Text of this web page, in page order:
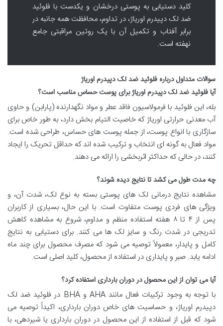
کلید دستیابی به پوستی درخشان و یکدست با فلوئید
ضد لک دپیدرم اوریاژ، در تداوم، محافظت همه جانبه در
برابر آفتاب و تکمیل آن با یک روتین مراقبتی جامع
نهفته است.
سوالات متداول درباره فلوئید ضد لک دپیدرم اوریاژ
آیا فلوئید ضد لک دپیدرم اوریاژ برای پوست حساس مناسب است؟
بله، این فلوئید با فرمولاسیون فاقد عطر و مواد نگهدارنده (پارابن) و حاوی
آب معدنی حرارتی اوریاژ که خاصیت التیام بخش دارد، به طور خاص برای
سازگاری با انواع پوست، از جمله پوست های حساس، طراحی شده است.
مواد فعال به گونه ای انتخاب و ترکیب شده اند که حداقل تحریک را ایجاد
کنند، در حالی که حداکثر اثربخشی را ارائه می دهند.
چه مدت طول می کشد تا نتایج دیده شوند؟
مشاهده نتایج درمانی لک های پوستی بسته به نوع لک، شدت آن، و
ویژگی های فردی پوست متفاوت است. با این حال، بسیاری از کاربران
پس از ۴ تا ۸ هفته استفاده منظم و مداوم، شروع به مشاهده کاهش
تدریجی در شدت رنگ و سایز لک ها می کنند. برای دستیابی به نتایج
کامل و پایدار، معمولاً توصیه می شود که مصرف محصول برای چند ماه
ادامه یابد. صبر و پایداری در استفاده از محصول، کلید اصلی است.
آیا می توان از این محصول در دوران بارداری استفاده کرد؟
با توجه به وجود ترکیبات فعال مانند AHA و BHA در فلوئید ضد لک
دپیدرم اوریاژ، و حساسیت های خاص دوران بارداری، اکیداً توصیه می
شود که قبل از استفاده از این محصول در دوران بارداری یا شیردهی، با